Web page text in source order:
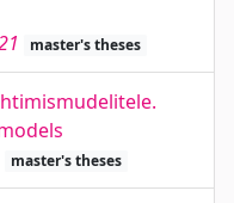
master's theses
master's theses